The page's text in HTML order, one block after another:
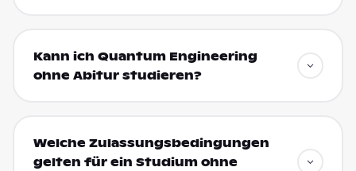
Kann ich Quantum Engineering
ohne Abitur studieren?
Welche Zulassungsbedingungen
gelten für ein Studium ohne